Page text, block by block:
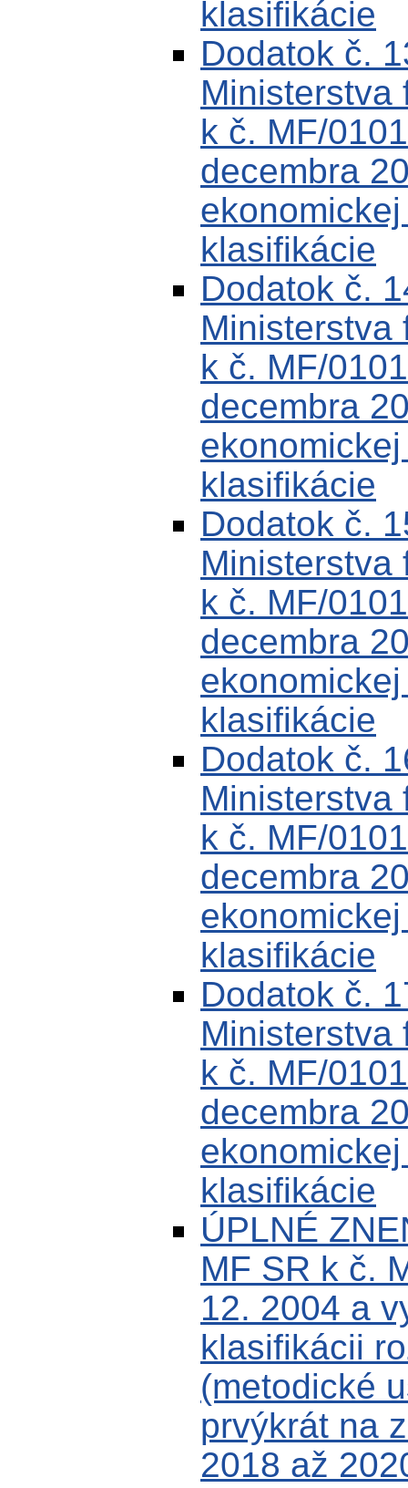
klasifikácie
Dodatok č.
Ministerstva
k č. MF/
decembra
klasifikácie
Dodatok č.
Ministerstva
k č. MF/
decembra
klasifikácie
Dodatok č.
Ministerstva
k č. MF/
decembra
klasifikácie
Dodatok č.
Ministerstva
k č. MF/
decembra
klasifikácie
Dodatok č.
Ministerstva
k č. MF/
decembra
klasifikácie
ÚPLNÉ
MF SR k č.
12. 2004 a
klasifikácii
(metodické
prvýkrát na
2018 až